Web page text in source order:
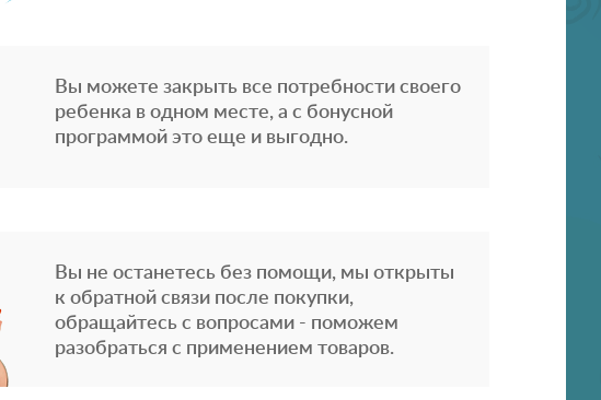
Вы можете закрыть все потребности своего
ребенка в одном месте, а с бонусной
программой это еще и выгодно.
Вы не останетесь без помощи, мы открыты
к обратной связи после покупки,
обращайтесь с вопросами - поможем
разобраться с применением товаров.